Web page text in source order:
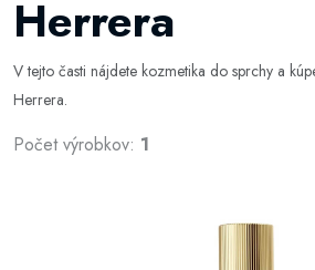
Herrera
V tejto časti nájdete kozmetika do sprchy a
Herrera.
Počet výrobkov: 1